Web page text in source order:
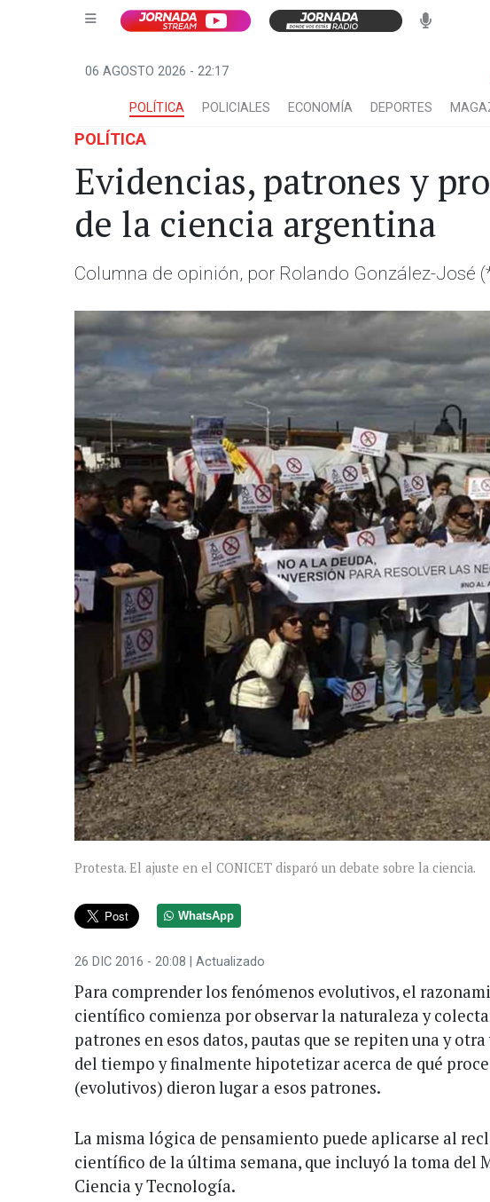
06 AGOSTO 2026 - 22:17
POLÍTICA POLICIALES ECONOMÍA DEPORTES
POLÍTICA
Evidencias, patrones y
de la ciencia argentina
Columna de opinión, por Rolando González-José
Protesta. El ajuste en el CONICET disparó un debate sobre la ciencia.
WhatsApp
26 DIC 2016 - 20:08 | Actualizado
Para comprender los fenómenos evolutivos, el
científico comienza por observar la naturaleza y
patrones en esos datos, pautas que se repiten una y
del tiempo y finalmente hipotetizar acerca de qué
(evolutivos) dieron lugar a esos patrones.
La misma lógica de pensamiento puede aplicarse al
científico de la última semana, que incluyó la toma del
Ciencia y Tecnología.